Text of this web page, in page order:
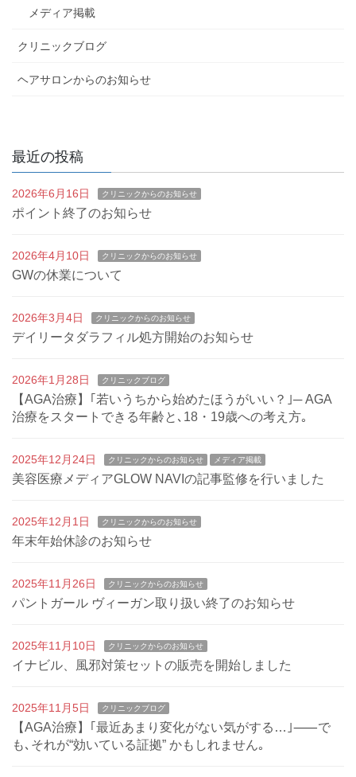
メディア掲載
クリニックブログ
ヘアサロンからのお知らせ
最近の投稿
2026年6月16日 クリニックからのお知らせ
ポイント終了のお知らせ
2026年4月10日 クリニックからのお知らせ
GWの休業について
2026年3月4日 クリニックからのお知らせ
デイリータダラフィル処方開始のお知らせ
2026年1月28日 クリニックブログ
【AGA治療】｢若いうちから始めたほうがいい？｣─ AGA
治療をスタートできる年齢と､18・19歳への考え方｡
2025年12月24日 クリニックからのお知らせ メディア掲載
美容医療メディアGLOW NAVIの記事監修を行いました
2025年12月1日 クリニックからのお知らせ
年末年始休診のお知らせ
2025年11月26日 クリニックからのお知らせ
パントガール ヴィーガン取り扱い終了のお知らせ
2025年11月10日 クリニックからのお知らせ
イナビル、風邪対策セットの販売を開始しました
2025年11月5日 クリニックブログ
【AGA治療】｢最近あまり変化がない気がする…｣⸺で
も､それが“効いている証拠” かもしれません｡